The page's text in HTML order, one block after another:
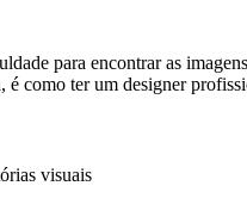
para encontrar as
como ter um designer
visuais